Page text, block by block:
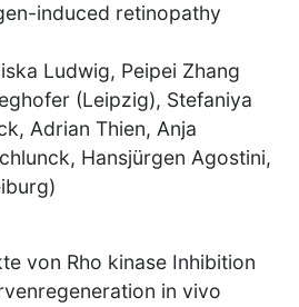
induced retinopathy
Ludwig, Peipei Zhang
(Leipzig), Stefaniya
Adrian Thien, Anja
Hansjürgen Agostini,
von Rho kinase Inhibition
in vivo